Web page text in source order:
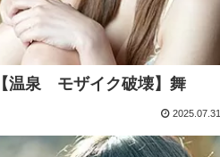
【温泉 モザイク破壊】舞
2025.07.31